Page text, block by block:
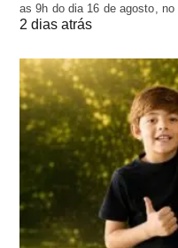
as 9h do dia 16 de agosto,
2 dias atrás